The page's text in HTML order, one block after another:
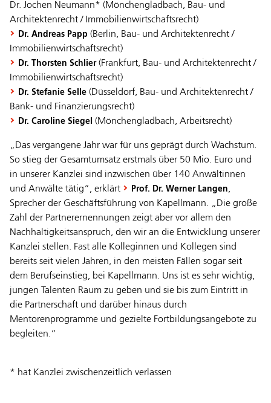
Dr. Jochen Neumann* (Mönchengladbach, Bau- und
Architektenrecht / Immobilienwirtschaftsrecht)
Dr. Andreas Papp (Berlin, Bau- und Architektenrecht /
Immobilienwirtschaftsrecht)
Dr. Thorsten Schlier(Frankfurt, Bau- und Architektenrecht /
Immobilienwirtschaftsrecht)
Dr. Stefanie Selle (Düsseldorf, Bau- und Architektenrecht /
Bank- und Finanzierungsrecht)
Dr. Caroline Siegel (Mönchengladbach, Arbeitsrecht)
„Das vergangene Jahr war für uns geprägt durch Wachstum.
So stieg der Gesamtumsatz erstmals über 50 Mio. Euro und
in unserer Kanzlei sind inzwischen über 140 Anwältinnen
und Anwälte tätig“, erklärt
Prof. Dr. Werner Langen,
Sprecher der Geschäftsführung von Kapellmann. „Die große
Zahl der Partnerernennungen zeigt aber vor allem den
Nachhaltigkeitsanspruch, den wir an die Entwicklung unserer
Kanzlei stellen. Fast alle Kolleginnen und Kollegen sind
bereits seit vielen Jahren, in den meisten Fällen sogar seit
dem Berufseinstieg, bei Kapellmann. Uns ist es sehr wichtig,
jungen Talenten Raum zu geben und sie bis zum Eintritt in
die Partnerschaft und darüber hinaus durch
Mentorenprogramme und gezielte Fortbildungsangebote zu
begleiten.“
* hat Kanzlei zwischenzeitlich verlassen